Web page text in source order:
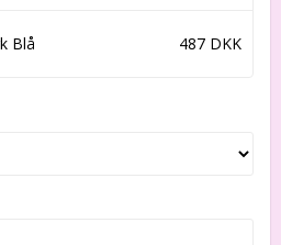
Blå 487 DKK